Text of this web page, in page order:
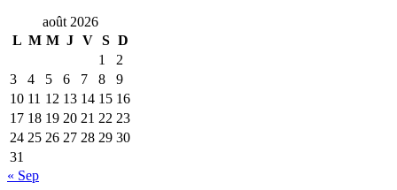
août 2026
L M M J V S D
1
2
3
4 5 6 7 8
9
10 11 12 13 14 15 16
17 18 19 20 21 22 23
24 25 26 27 28 29 30
31
« Sep